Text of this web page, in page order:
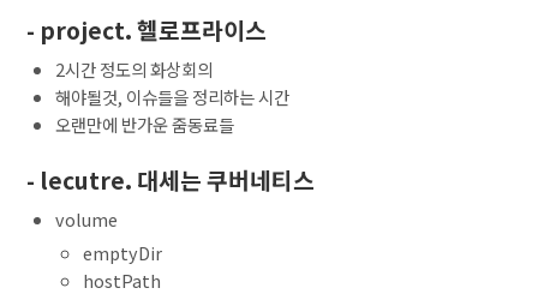
- project. 헬로프라이스
2시간 정도의 화상회의
해야될것, 이슈들을 정리하는 시간
오랜만에 반가운 줌동료들
- lecutre. 대세는 쿠버네티스
volume
emptyDir
hostPath